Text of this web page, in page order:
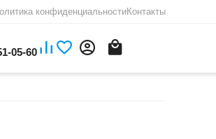
конфиденциальностиКонтакты
05-60